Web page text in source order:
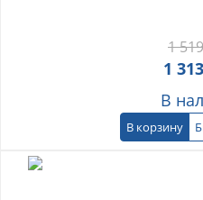
1
1
В
В корзину